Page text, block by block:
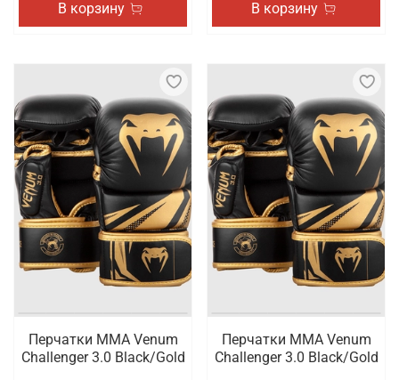
В корзину В корзину
Перчатки ММА Venum
Challenger 3.0 Black/Gold
Перчатки ММА Venum
Challenger 3.0 Black/Gold